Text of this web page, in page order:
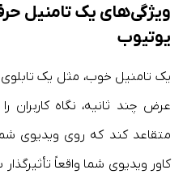
ویژگی‌های یک تامنیل
یوتیوب
یک تامنیل خوب، مثل یک
عرض چند ثانیه، نگاه
متقاعد کند که روی ویدیوی
کاور ویدیوی شما واقعاً